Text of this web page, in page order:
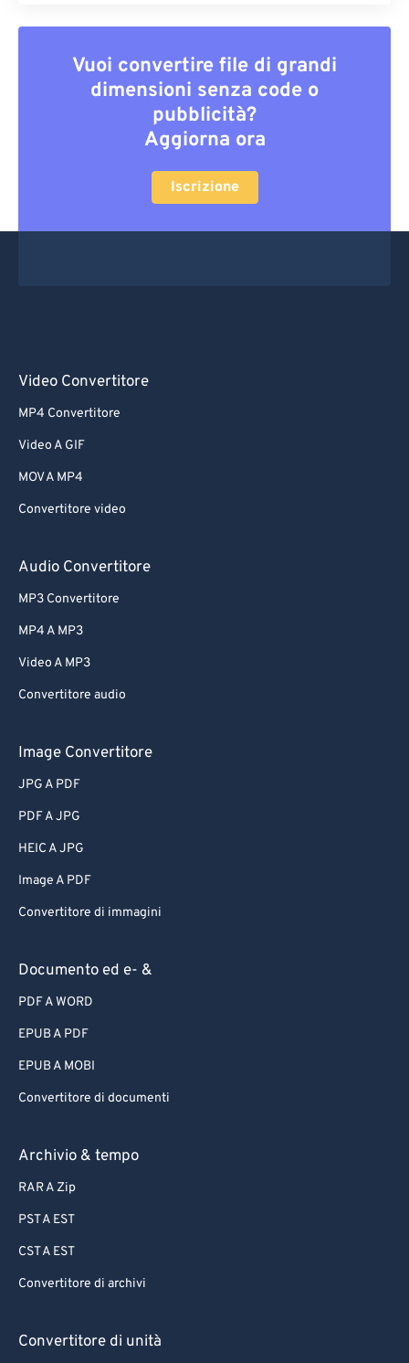
Vuoi convertire file di grandi
dimensioni senza code o
pubblicità?
Aggiorna ora
Iscrizione
Video Convertitore
MP4 Convertitore
Video A GIF
MOV A MP4
Convertitore video
Audio Convertitore
MP3 Convertitore
MP4 A MP3
Video A MP3
Convertitore audio
Image Convertitore
JPG A PDF
PDF A JPG
HEIC A JPG
Image A PDF
Convertitore di immagini
Documento ed e- &
PDF A WORD
EPUB A PDF
EPUB A MOBI
Convertitore di documenti
Archivio & tempo
RAR A Zip
PST A EST
CST A EST
Convertitore di archivi
Convertitore di unità